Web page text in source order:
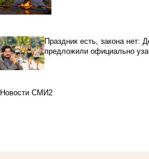
Праздник есть, закона нет:
предложили официально
Новости СМИ2